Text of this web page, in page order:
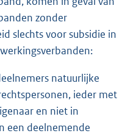
zonder
slechts voor subsidie in
natuurlijke
ieder met
en niet in
een deelnemende